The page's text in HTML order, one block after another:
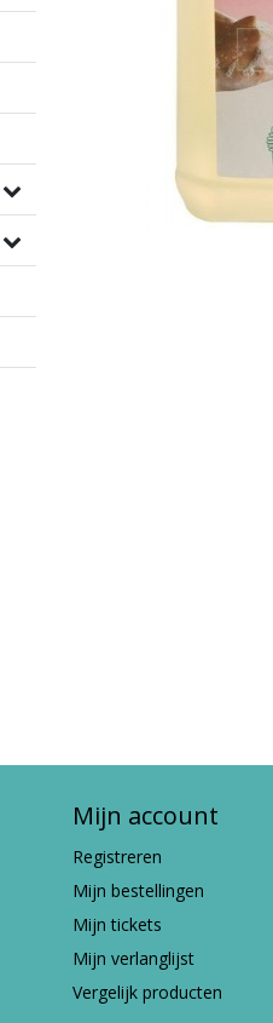
Mijn account
Registreren
Mijn bestellingen
Mijn tickets
Mijn verlanglijst
Vergelijk producten